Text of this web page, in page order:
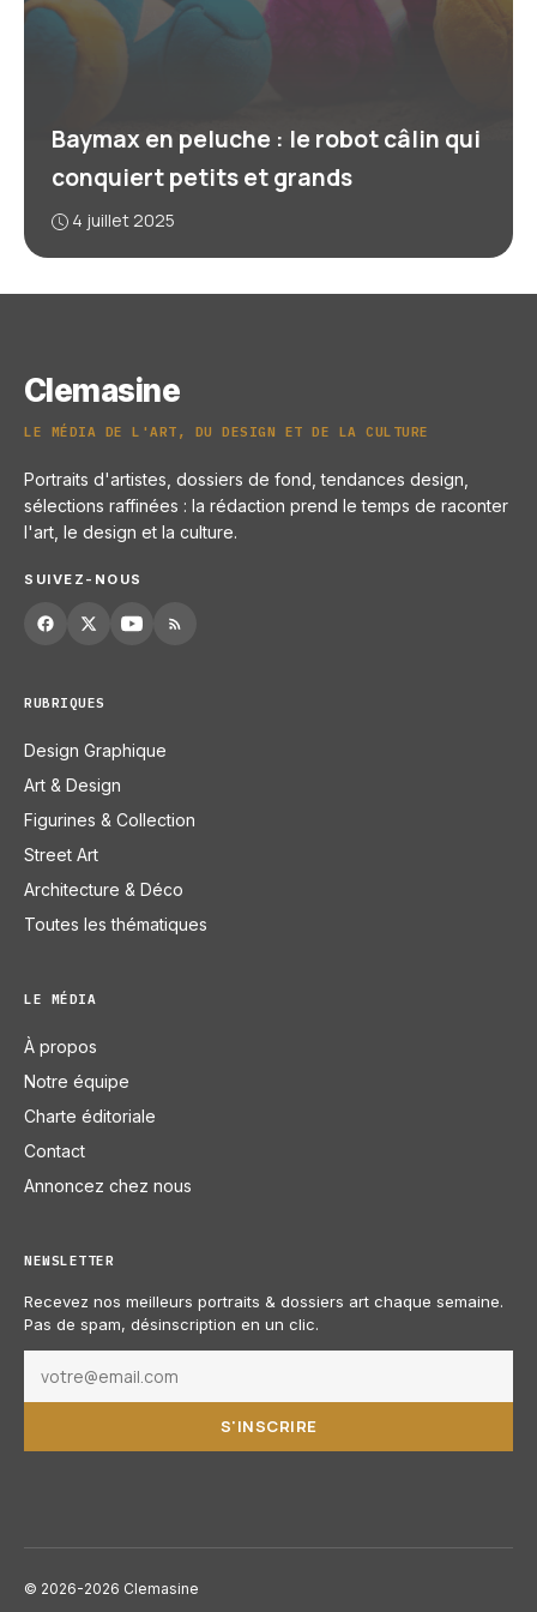
Baymax en peluche : le robot câlin qui
conquiert petits et grands
4 juillet 2025
Clemasine
LE MÉDIA DE L'ART, DU DESIGN ET DE LA CULTURE
Portraits d'artistes, dossiers de fond, tendances design,
sélections raffinées : la rédaction prend le temps de raconter
l'art, le design et la culture.
SUIVEZ-NOUS
RUBRIQUES
Design Graphique
Art & Design
Figurines & Collection
Street Art
Architecture & Déco
Toutes les thématiques
LE MÉDIA
À propos
Notre équipe
Charte éditoriale
Contact
Annoncez chez nous
NEWSLETTER
Recevez nos meilleurs portraits & dossiers art chaque semaine.
Pas de spam, désinscription en un clic.
S'INSCRIRE
© 2026-2026 Clemasine